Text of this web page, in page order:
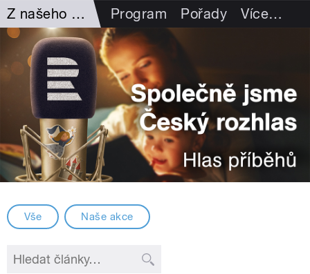
Z našeho vysílání Program Pořady Více…
Vše Naše akce